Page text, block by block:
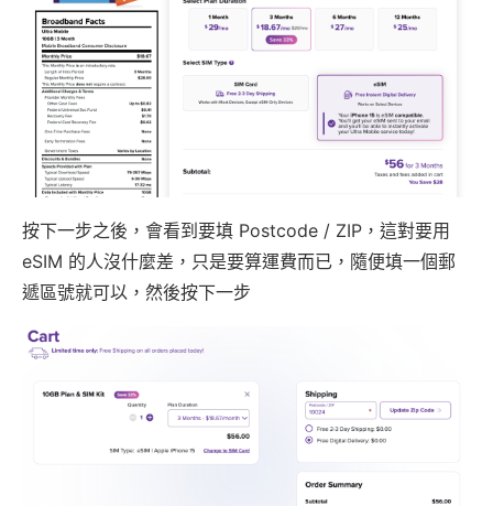
按下一步之後，會看到要填 Postcode / ZIP，這對要用
eSIM 的人沒什麼差，只是要算運費而已，隨便填一個郵
遞區號就可以，然後按下一步